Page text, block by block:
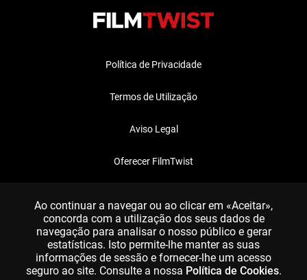
Política de Privacidade
Termos de Utilização
Aviso Legal
Oferecer FilmTwist
Ao continuar a navegar ou ao clicar em «Aceitar»,
concorda com a utilização dos seus dados de
navegação para analisar o nosso público e gerar
estatísticas. Isto permite-lhe manter as suas
informações de sessão e fornecer-lhe um acesso
seguro ao site. Consulte a nossa Política de Cookies.